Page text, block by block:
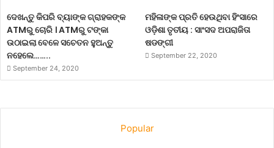
ଦେଖନ୍ତୁ କିପରି ବ୍ୟାଙ୍କ ଗ୍ରାହକଙ୍କ
ATMରୁ ଚୋରି । ATMରୁ ଟଙ୍କା
ଉଠାଇଲା ବେଳେ ସଚେତନ ହୁଅନ୍ତୁ
ନହେଲେ……..
September 24, 2020
ମହିଳାଙ୍କ ପ୍ରତି ହେଉଥିବା ହିଂସାରେ
ଓଡ଼ିଶା ତୃତୀୟ : ସାଂସଦ ଅପରାଜିତା
ଷଡଙ୍ଗୀ
September 22, 2020
Popular